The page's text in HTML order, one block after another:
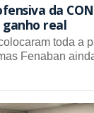
da
real
toda a
Fenaban